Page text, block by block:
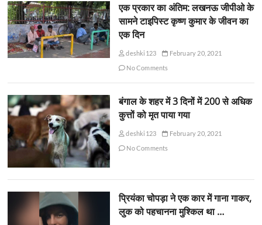
एक प्रकार का अंतिम: लखनऊ जीपीओ के
सामने टाइपिस्ट कृष्ण कुमार के जीवन का
एक दिन
deshki123
February 20, 2021
No Comments
बंगाल के शहर में 3 दिनों में 200 से अधिक
कुत्तों को मृत पाया गया
deshki123
February 20, 2021
No Comments
प्रियंका चोपड़ा ने एक कार में गाना गाकर,
लुक को पहचानना मुश्किल था …